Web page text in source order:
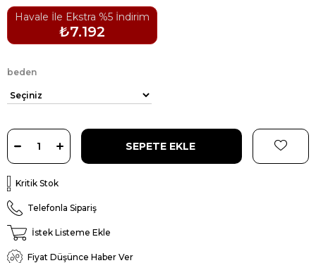
Havale İle Ekstra %5 İndirim
₺7.192
beden
Kritik Stok
Telefonla Sipariş
İstek Listeme Ekle
Fiyat Düşünce Haber Ver